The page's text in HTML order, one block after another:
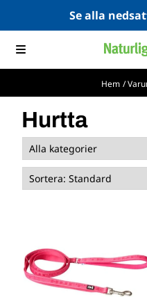
Hoppa till innehåll
Se alla
Hem /
Hurtta